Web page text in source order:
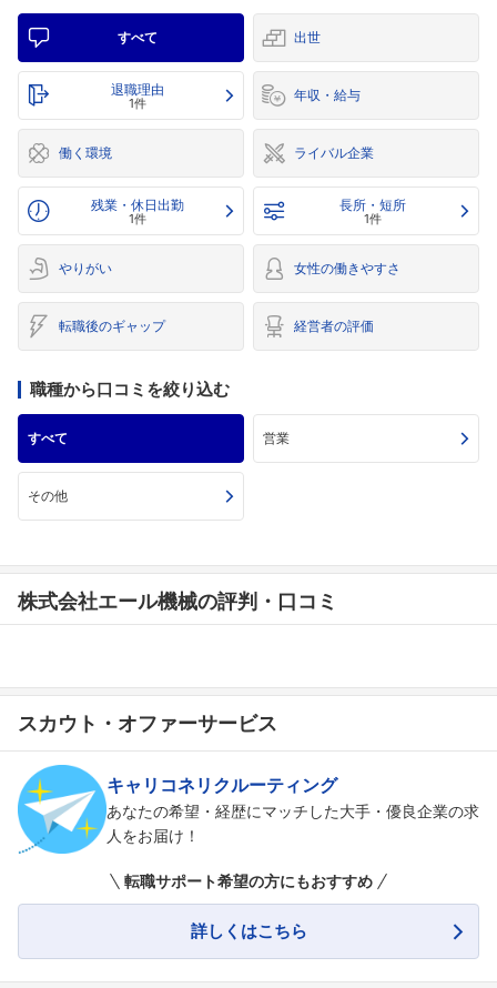
すべて 出世
退職理由
1件 年収・給与
働く環境 ライバル企業
残業・休日出勤
1件
長所・短所
1件
やりがい 女性の働きやすさ
転職後のギャップ 経営者の評価
職種から口コミを絞り込む
すべて 営業
その他
株式会社エール機械の評判・口コミ
スカウト・オファーサービス
キャリコネリクルーティング
あなたの希望・経歴にマッチした大手・優良企業の求
人をお届け！
転職サポート希望の方にもおすすめ
詳しくはこちら